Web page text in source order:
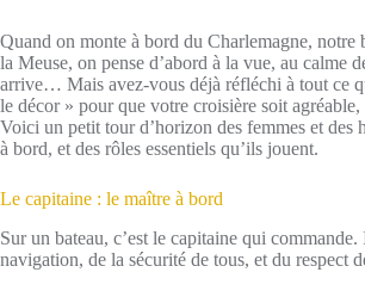
Quand on monte à bord du Charlemagne, notre
la Meuse, on pense d’abord à la vue, au calme
arrive… Mais avez-vous déjà réfléchi à tout ce
le décor » pour que votre croisière soit
Voici un petit tour d’horizon des femmes et des
à bord, et des rôles essentiels qu’ils jouent.
Le capitaine : le maître à bord
Sur un bateau, c’est le capitaine qui commande.
navigation, de la sécurité de tous, et du respect